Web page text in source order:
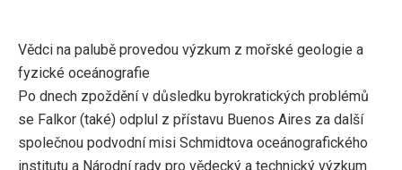
Vědci na palubě provedou výzkum z mořské geologie a
fyzické oceánografie
Po dnech zpoždění v důsledku byrokratických problémů
se Falkor (také) odplul z přístavu Buenos Aires za další
společnou podvodní misi Schmidtova oceánografického
institutu a Národní rady pro vědecký a technický výzkum